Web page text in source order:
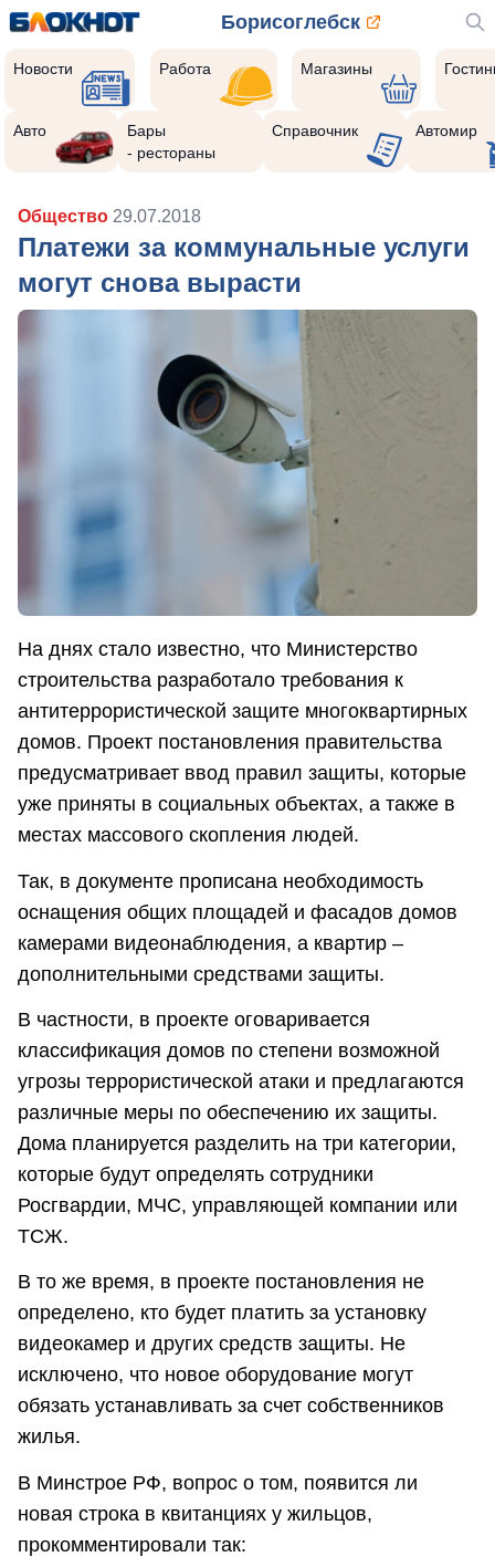
Борисоглебск
Новости Работа Магазины
Авто
Бары
- рестораны
Справочник Автомир
Общество 29.07.2018
Платежи за коммунальные услуги
могут снова вырасти
На днях стало известно, что Министерство
строительства разработало требования к
антитеррористической защите многоквартирных
домов. Проект постановления правительства
предусматривает ввод правил защиты, которые
уже приняты в социальных объектах, а также в
местах массового скопления людей.
Так, в документе прописана необходимость
оснащения общих площадей и фасадов домов
камерами видеонаблюдения, а квартир –
дополнительными средствами защиты.
В частности, в проекте оговаривается
классификация домов по степени возможной
угрозы террористической атаки и предлагаются
различные меры по обеспечению их защиты.
Дома планируется разделить на три категории,
которые будут определять сотрудники
Росгвардии, МЧС, управляющей компании или
ТСЖ.
В то же время, в проекте постановления не
определено, кто будет платить за установку
видеокамер и других средств защиты. Не
исключено, что новое оборудование могут
обязать устанавливать за счет собственников
жилья.
В Минстрое РФ, вопрос о том, появится ли
новая строка в квитанциях у жильцов,
прокомментировали так: